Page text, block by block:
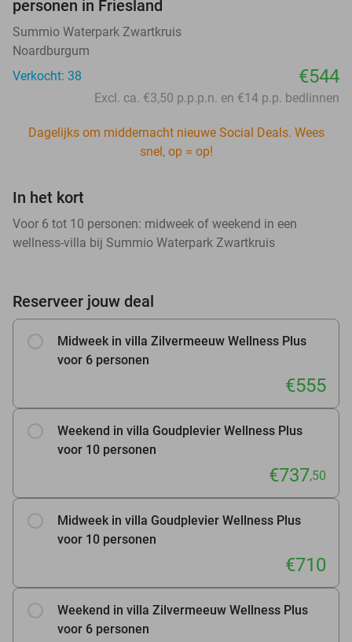
personen in Friesland
Summio Waterpark Zwartkruis
Noardburgum
Verkocht: 38
€544
Excl. ca. €3,50 p.p.p.n. en €14 p.p. bedlinnen
Dagelijks om middernacht nieuwe Social Deals. Wees
snel, op = op!
In het kort
Voor 6 tot 10 personen: midweek of weekend in een
wellness-villa bij Summio Waterpark Zwartkruis
Reserveer jouw deal
Midweek in villa Zilvermeeuw Wellness Plus
voor 6 personen
€555
Weekend in villa Goudplevier Wellness Plus
voor 10 personen
€737,50
Midweek in villa Goudplevier Wellness Plus
voor 10 personen
€710
Weekend in villa Zilvermeeuw Wellness Plus
voor 6 personen